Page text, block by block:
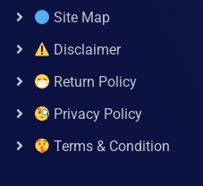
Site Map
Disclaimer
Return Policy
Privacy Policy
Terms & Condition